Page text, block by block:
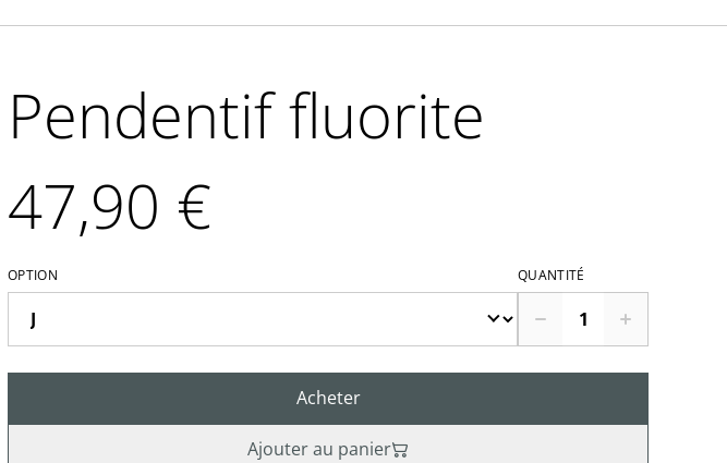
Pendentif fluorite
47,90 €
OPTION QUANTITÉ
Acheter
Ajouter au panier